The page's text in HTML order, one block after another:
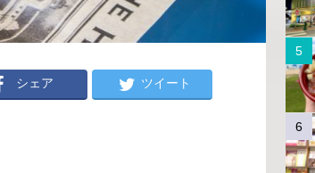
シェア ツイート